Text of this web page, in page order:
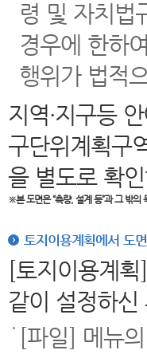
령 및 자치법
경우에 한하
행위가 법적
지역·지구등
구단위계획구
을 별도로 확
※본 도면은“측량, 설계 등”과 그 밖의
토지이용계획에서 도
[토지이용계
같이 설정하
[파일] 메뉴